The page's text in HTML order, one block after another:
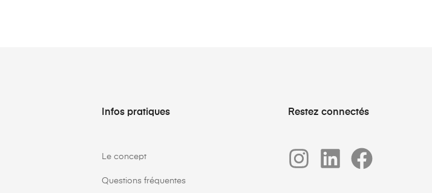
Infos pratiques
Le concept
Questions fréquentes
Restez connectés